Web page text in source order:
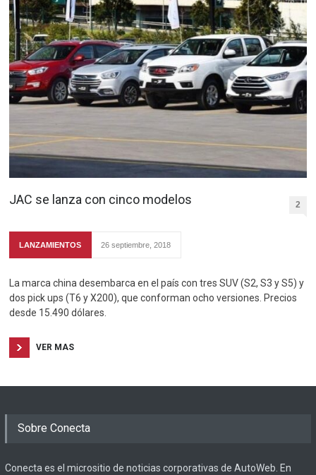
JAC se lanza con cinco modelos 2
LANZAMIENTOS 26 septiembre, 2018
La marca china desembarca en el país con tres SUV (S2, S3 y S5) y
dos pick ups (T6 y X200), que conforman ocho versiones. Precios
desde 15.490 dólares.
VER MAS
Sobre Conecta
Conecta es el micrositio de noticias corporativas de AutoWeb. En